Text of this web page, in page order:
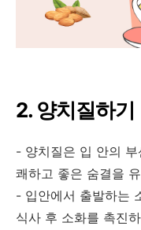
2. 양치질하기
- 양치질은 입 안의
쾌하고 좋은 숨결을
- 입안에서 출발하는
식사 후 소화를 촉진